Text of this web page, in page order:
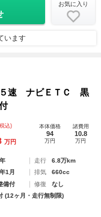
お気に入り
います
速 ナビＥＴＣ 黒
込)
万円
本体価格
94
万円
諸費用
10.8
万円
走行
6.8万km
1月 排気
660cc
備付 修復
なし
(12ヶ月・走行無制限)